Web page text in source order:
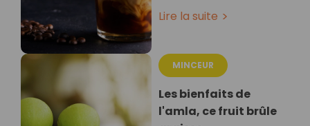
Lire la suite
MINCEUR
Les bienfaits de
l'amla, ce fruit brûle